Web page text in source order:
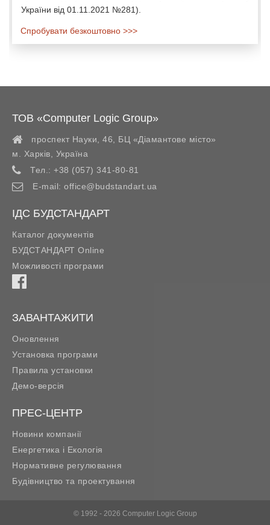
України від 01.11.2021 №281).
Спробувати безкоштовно >>>
ТОВ «Computer Logic Group»
проспект Науки, 46, БЦ «Діамантове місто»
м. Харків
Україна
Тел.: +38 (057) 341-80-81
E-mail: office@budstandart.ua
ІДС БУДСТАНДАРТ
Каталог документів
БУДСТАНДАРТ Online
Можливості програми
ЗАВАНТАЖИТИ
Оновлення
Установка програми
Правила установки
Демо-версія
ПРЕС-ЦЕНТР
Новини компанії
Енергетика і Екологія
Нормативне регулювання
Будівництво та проектування
© 1992 - 2026 Computer Logic Group